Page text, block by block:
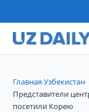
Главная›Узбекистан›
Представители
посетили Корею